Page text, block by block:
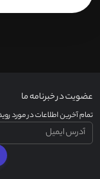
عضویت در خبرنامه ما
تمام آخرین اطلاعات در مورد